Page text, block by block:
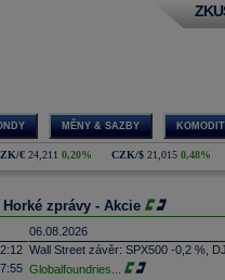
MĚNY & SAZBY
€ 24,211 0,20% CZK/$ 21,015 0,48%
Horké zprávy - Akcie
06.08.2026
Wall Street závěr: SPX500 -0,2 %,
Globalfoundries